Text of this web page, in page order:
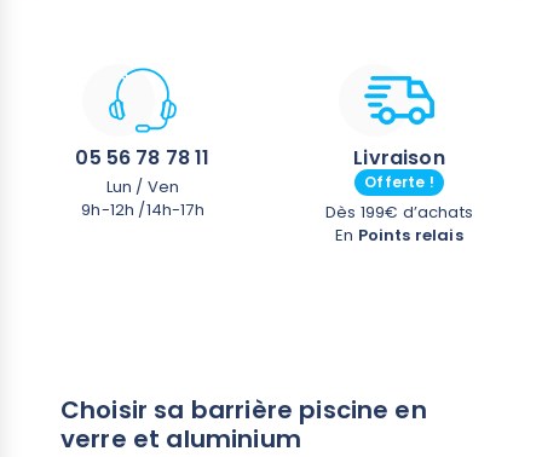
05 56 78 78 11
Lun / Ven
9h-12h /14h-17h
Livraison
Offerte !
Dès 199€ d’achats
En Points relais
Choisir sa barrière piscine en
verre et aluminium